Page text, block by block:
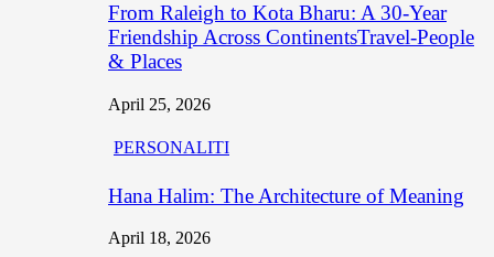
From Raleigh to Kota Bharu: A 30-Year
Friendship Across ContinentsTravel-People
& Places
April 25, 2026
PERSONALITI
Hana Halim: The Architecture of Meaning
April 18, 2026